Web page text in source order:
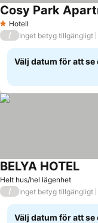
1 Stjärnor
Hotell
Cosy Park
/ Inget betyg tillgängligt
Välj datum för att
Helt hus/hel lägenhet
BELYA HOTEL
/ Inget betyg tillgängligt
Välj datum för att